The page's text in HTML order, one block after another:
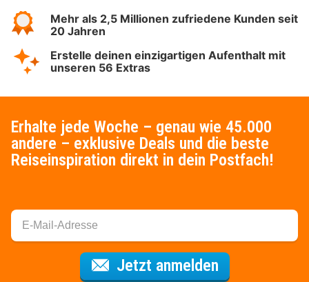
Mehr als 2,5 Millionen zufriedene Kunden seit
20 Jahren
Erstelle deinen einzigartigen Aufenthalt mit
unseren 56 Extras
Erhalte jede Woche – genau wie 45.000
andere – exklusive Deals und die beste
Reiseinspiration direkt in dein Postfach!
Jetzt anmeldenFür den